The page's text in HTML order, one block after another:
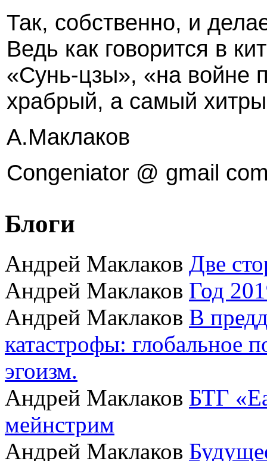
Так, собственно, и
Ведь как говорится в
«Сунь-цзы», «на войне
храбрый, а самый
А.Маклаков
Congeniator @ gmail
Блоги
Андрей Маклаков Две
Андрей Маклаков Год
Андрей Маклаков В
катастрофы: глобальное
эгоизм.
Андрей Маклаков БТГ
мейнстрим
Андрей Маклаков